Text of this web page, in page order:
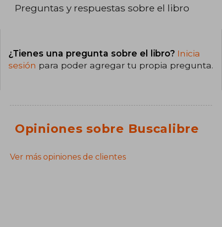
Preguntas y respuestas sobre el libro
¿Tienes una pregunta sobre el libro? Inicia
sesión para poder agregar tu propia pregunta.
Opiniones sobre Buscalibre
Ver más opiniones de clientes